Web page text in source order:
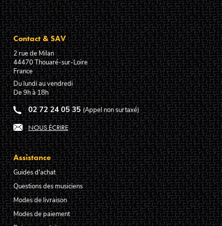
Contact & SAV
2 rue de Milan
44470Thouaré-sur-Loire
France
Du lundi au vendredi
De 9h à 18h
02 72 24 05 35 (Appel non surtaxé)
NOUS ÉCRIRE
Assistance
Guides d'achat
Questions des musiciens
Modes de livraison
Modes de paiement